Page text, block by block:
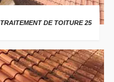
TRAITEMENT DE TOITURE 25